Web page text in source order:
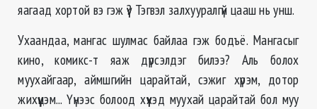
яагаад хортой вэ гэж үү? Тэгвэл залхууралгүй цааш нь унш.
Ухаандаа, мангас шулмас байлаа гэж бодъё. Мангасыг
кино, комикс-т яаж дүрсэлдэг билээ? Аль болох
муухайгаар, аймшгийн царайтай, сэжиг хүрэм, дотор
жихүүцэм... Үүнээс болоод хүүхэд муухай царайтай бол муу